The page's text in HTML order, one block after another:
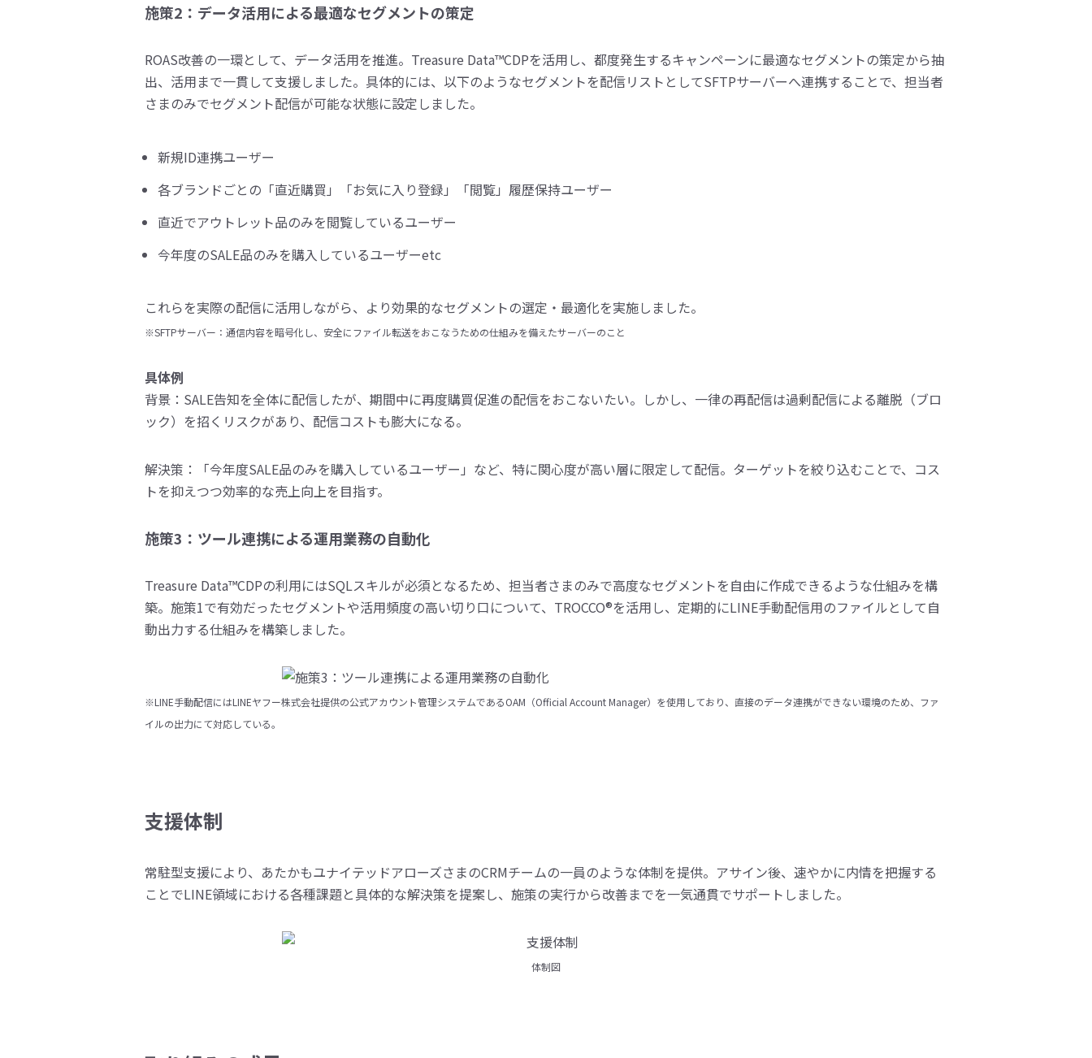
施策2：データ活用による最適なセグメントの策定
ROAS改善の一環として、データ活用を推進。Treasure Data™CDPを活用し、都度発生するキャンペーンに最適なセグメントの策定から抽
出、活用まで一貫して支援しました。具体的には、以下のようなセグメントを配信リストとしてSFTPサーバーへ連携することで、担当者
さまのみでセグメント配信が可能な状態に設定しました。
新規ID連携ユーザー
各ブランドごとの「直近購買」「お気に入り登録」「閲覧」履歴保持ユーザー
直近でアウトレット品のみを閲覧しているユーザー
今年度のSALE品のみを購入しているユーザーetc
これらを実際の配信に活用しながら、より効果的なセグメントの選定・最適化を実施しました。
※SFTPサーバー：通信内容を暗号化し、安全にファイル転送をおこなうための仕組みを備えたサーバーのこと
具体例
背景：SALE告知を全体に配信したが、期間中に再度購買促進の配信をおこないたい。しかし、一律の再配信は過剰配信による離脱（ブロ
ック）を招くリスクがあり、配信コストも膨大になる。
解決策：「今年度SALE品のみを購入しているユーザー」など、特に関心度が高い層に限定して配信。ターゲットを絞り込むことで、コス
トを抑えつつ効率的な売上向上を目指す。
施策3：ツール連携による運用業務の自動化
Treasure Data™CDPの利用にはSQLスキルが必須となるため、担当者さまのみで高度なセグメントを自由に作成できるような仕組みを構
築。施策1で有効だったセグメントや活用頻度の高い切り口について、TROCCO®を活用し、定期的にLINE手動配信用のファイルとして自
動出力する仕組みを構築しました。
※LINE手動配信にはLINEヤフー株式会社提供の公式アカウント管理システムであるOAM（Official Account Manager）を使用しており、直接のデータ連携ができない環境のため、ファ
イルの出力にて対応している。
支援体制
常駐型支援により、あたかもユナイテッドアローズさまのCRMチームの一員のような体制を提供。アサイン後、速やかに内情を把握する
ことでLINE領域における各種課題と具体的な解決策を提案し、施策の実行から改善までを一気通貫でサポートしました。
体制図